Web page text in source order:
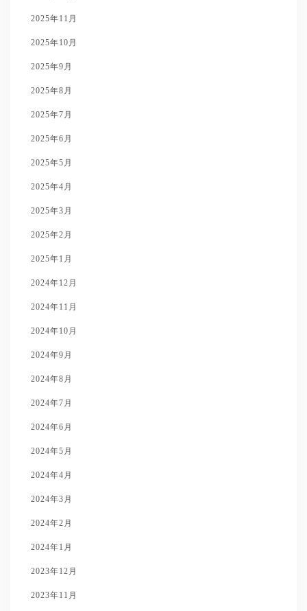
2025年11月
2025年10月
2025年9月
2025年8月
2025年7月
2025年6月
2025年5月
2025年4月
2025年3月
2025年2月
2025年1月
2024年12月
2024年11月
2024年10月
2024年9月
2024年8月
2024年7月
2024年6月
2024年5月
2024年4月
2024年3月
2024年2月
2024年1月
2023年12月
2023年11月